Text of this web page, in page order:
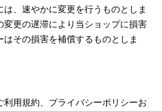
、速やかに変更を行うものとしま
更の遅滞により当ショップに損害
その損害を補償するものとしま
用規約、プライバシーポリシーお